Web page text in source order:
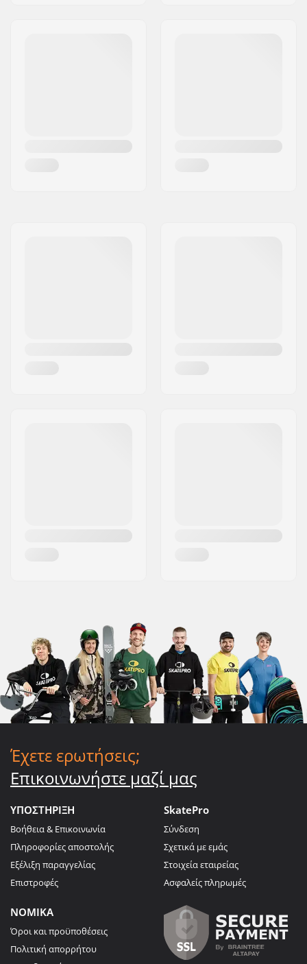
Έχετε ερωτήσεις;
Επικοινωνήστε μαζί μας
ΥΠΟΣΤΗΡΙΞΗ
Βοήθεια & Επικοινωνία
Πληροφορίες αποστολής
Εξέλιξη παραγγελίας
Επιστροφές
SkatePro
Σύνδεση
Σχετικά με εμάς
Στοιχεία εταιρείας
Ασφαλείς πληρωμές
ΝΟΜΙΚΑ
Όροι και προϋποθέσεις
Πολιτική απορρήτου